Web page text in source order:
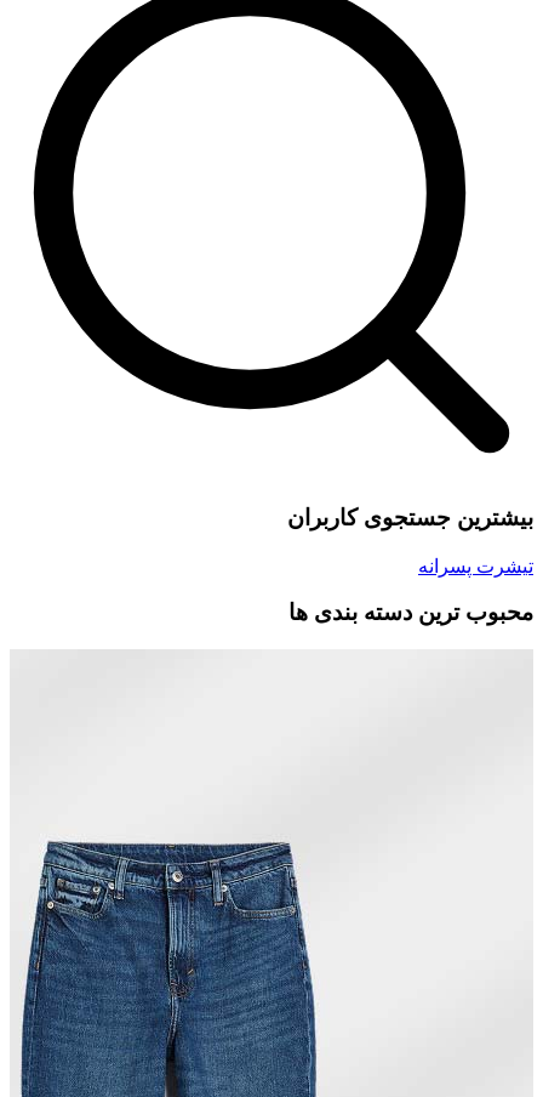
بیشترین جستجوی کاربران
تیشرت پسرانه
محبوب ترین دسته بندی ها